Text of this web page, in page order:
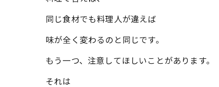
同じ食材でも料理人が違えば
味が全く変わるのと同じです。
もう一つ、注意してほしいことがあります。
それは